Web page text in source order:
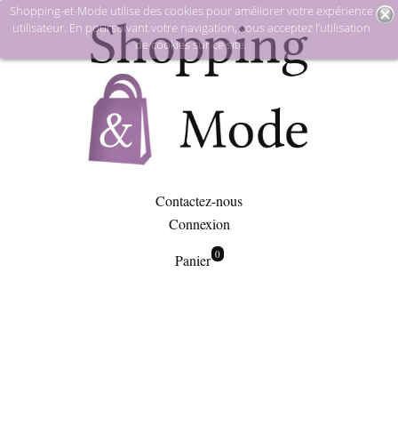
Contactez-nous
Connexion
Panier 0
Shopping-et-Mode utilise des cookies pour améliorer votre expérience
utilisateur. En poursuivant votre navigation, vous acceptez l’utilisation
de cookies sur ce site.